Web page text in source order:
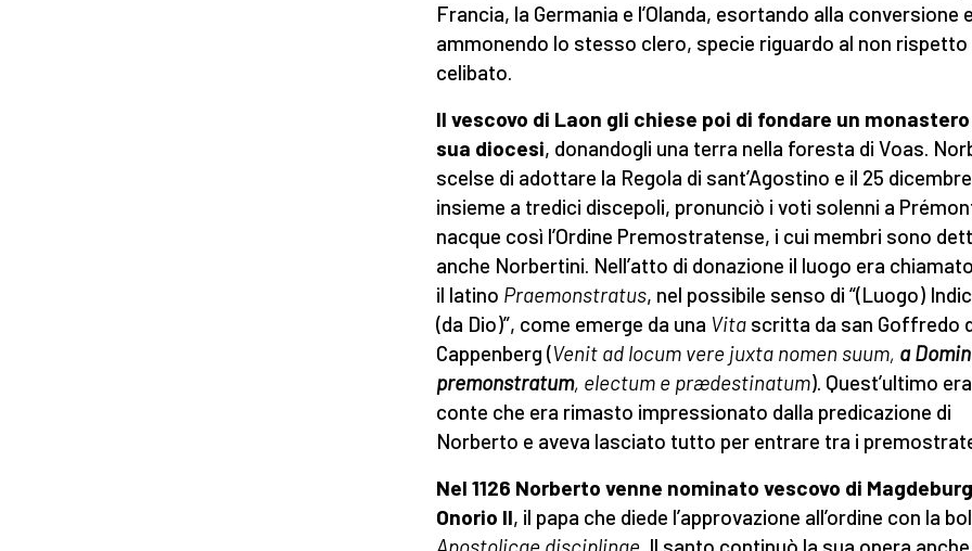
Francia, la Germania e l’Olanda, esortando alla conversione
ammonendo lo stesso clero, specie riguardo al non rispetto
celibato.
Il vescovo di Laon gli chiese poi di fondare un
sua diocesi, donandogli una terra nella foresta di Voas.
scelse di adottare la Regola di sant’Agostino e il 25 dicembre
insieme a tredici discepoli, pronunciò i voti solenni a
nacque così l’Ordine Premostratense, i cui membri sono
anche Norbertini. Nell’atto di donazione il luogo era
il latino Praemonstratus, nel possibile senso di “(Luogo)
(da Dio)”, come emerge da una Vita scritta da san Goffredo
Cappenberg (Venit ad locum vere juxta nomen suum, a
premonstratum, electum e prædestinatum). Quest’ultimo
conte che era rimasto impressionato dalla predicazione di
Norberto e aveva lasciato tutto per entrare tra i
Nel 1126 Norberto venne nominato vescovo di
Onorio II, il papa che diede l’approvazione all’ordine con la